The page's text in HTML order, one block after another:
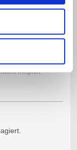
möglich.